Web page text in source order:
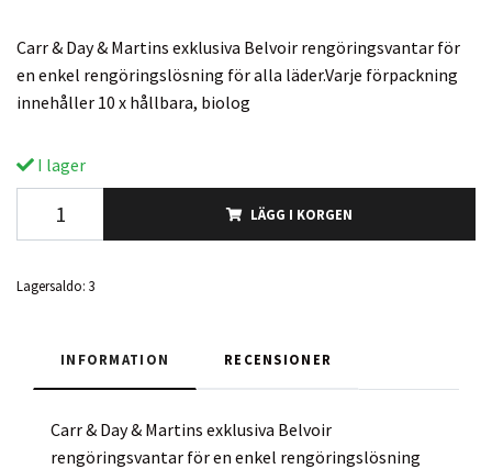
Carr & Day & Martins exklusiva Belvoir rengöringsvantar för
en enkel rengöringslösning för alla läder.Varje förpackning
innehåller 10 x hållbara, biolog
I lager
LÄGG I KORGEN
Lagersaldo: 3
INFORMATION RECENSIONER
Carr & Day & Martins exklusiva Belvoir
rengöringsvantar för en enkel rengöringslösning